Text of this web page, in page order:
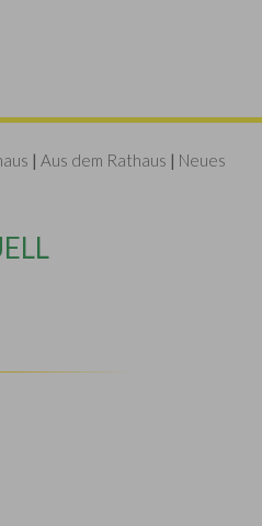
| Aus dem Rathaus | Neues